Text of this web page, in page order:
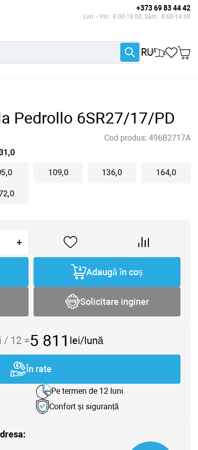
+373 69 83 44 42
Lun. - Vin.: 8:00-18:00, Sâm.: 8:00-14:00
RU
Pedrollo 6SR27/17/PD
Cod produs: 496B2717A
109,0 136,0 164,0
+
Adaugă în coș
Solicitare inginer
/ 12 =5 811 lei/lună
În rate
Pe termen de 12 luni
Confort și siguranță